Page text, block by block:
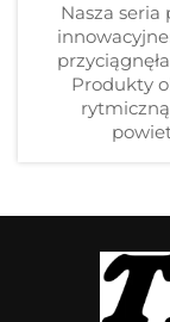
Nasza
Produkty